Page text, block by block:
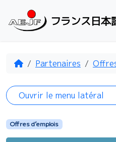
フランス日本
AccueilPartenaires
Offres d’emplois
Ouvrir le menu latéral